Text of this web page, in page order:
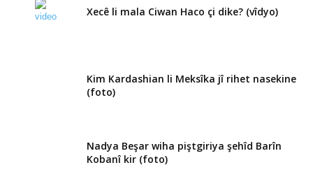
Xecê li mala Ciwan Haco çi dike? (vîdyo)
Kim Kardashian li Meksîka jî rihet nasekine
(foto)
Nadya Beşar wiha piştgiriya şehîd Barîn
Kobanî kir (foto)